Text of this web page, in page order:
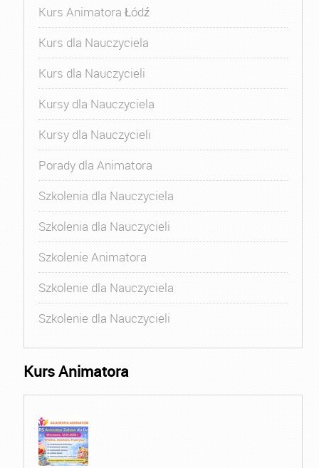
Kurs Animatora Łódź
Kurs dla Nauczyciela
Kurs dla Nauczycieli
Kursy dla Nauczyciela
Kursy dla Nauczycieli
Porady dla Animatora
Szkolenia dla Nauczyciela
Szkolenia dla Nauczycieli
Szkolenie Animatora
Szkolenie dla Nauczyciela
Szkolenie dla Nauczycieli
Kurs Animatora